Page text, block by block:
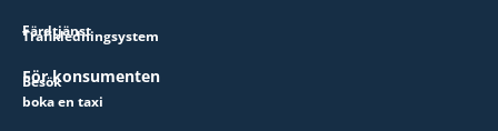
Färdtjänst
Trafikledningsystem
För konsumenten
Besök
boka en taxi